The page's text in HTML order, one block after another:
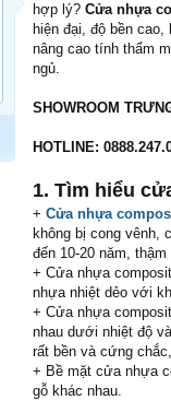
hợp lý? Cửa nhựa
hiện đại, độ bền
nâng cao tính thẩm
ngủ.
SHOWROOM
HOTLINE:
1. Tìm hiểu
+ Cửa nhựa
không bị cong vênh,
đến 10-20 năm,
+ Cửa nhựa
nhựa nhiệt dẻo với
+ Cửa nhựa
nhau dưới nhiệt độ
rất bền và cứng
+ Bề mặt cửa nhựa
gỗ khác nhau.